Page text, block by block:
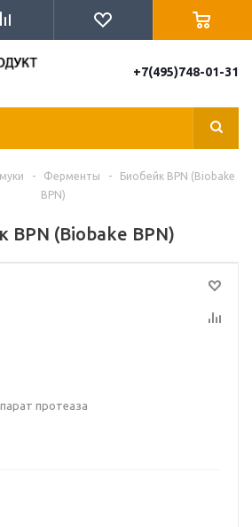
+7(495)748-01-31
- Ферменты -
Биобейк BPN (Biobake
BPN)
BPN (Biobake BPN)
протеаза